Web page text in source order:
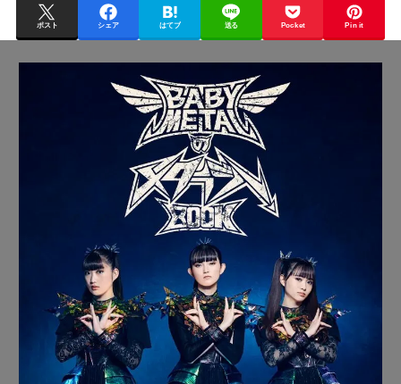
ポスト シェア はてブ 送る Pocket Pin it